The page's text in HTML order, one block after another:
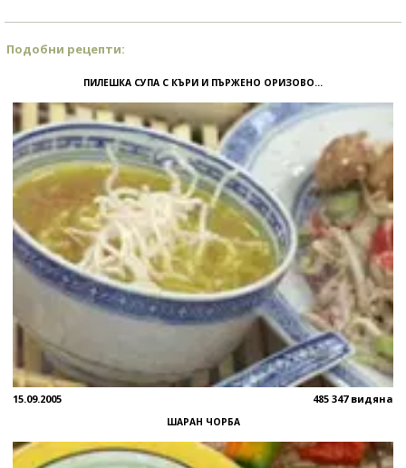
Подобни рецепти:
ПИЛЕШКА СУПА С КЪРИ И ПЪРЖЕНО ОРИЗОВО...
15.09.2005 485 347 видяна
ШАРАН ЧОРБА